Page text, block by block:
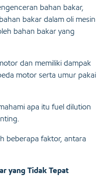
bahan bakar,
bakar dalam oli mesin
bahan bakar yang
dan memiliki dampak
motor serta umur pakai
apa itu fuel dilution
beberapa faktor, antara
yang Tidak Tepat